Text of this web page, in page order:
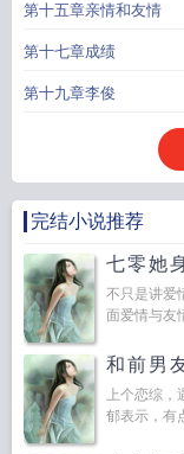
第十五章亲情和友情
第十七章成绩
第十九章李俊
完结小说推荐
七零她
不只是讲爱
面爱情与友
和前男
上个恋综
郁表示，有